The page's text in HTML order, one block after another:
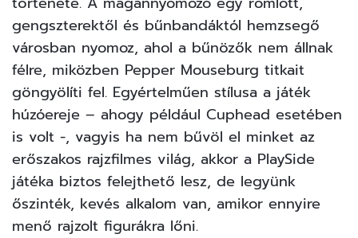
gengszterektől és bűnbandáktól hemzsegő
városban nyomoz, ahol a bűnözők nem állnak
félre, miközben Pepper Mouseburg titkait
göngyölíti fel. Egyértelműen stílusa a játék
húzóereje – ahogy például Cuphead esetében
is volt -, vagyis ha nem bűvöl el minket az
erőszakos rajzfilmes világ, akkor a PlaySide
játéka biztos felejthető lesz, de legyünk
őszinték, kevés alkalom van, amikor ennyire
menő rajzolt figurákra lőni.